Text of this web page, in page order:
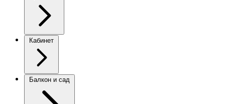
Кабинет
Балкон и сад